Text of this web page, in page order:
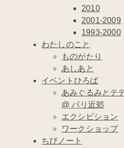
2010
2001-2009
1993-2000
わたしのこと
ものがたり
あしあと
イベントひろば
あみぐるみとテ
@ パリ近郊
エクシビション
ワークショップ
ちびノート